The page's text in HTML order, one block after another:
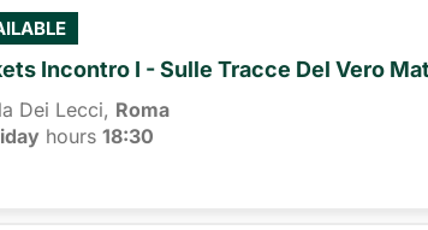
Incontro I - Sulle Tracce Del Vero
Dei Lecci, Roma
hours 18:30